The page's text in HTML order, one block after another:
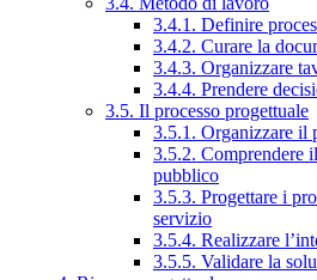
3.4.1. Definire
3.4.2. Curare la
3.4.3. Organizzare
3.4.4. Prendere
3.5. Il processo progettuale
3.5.1. Organizzare il
3.5.2. Comprendere
pubblico
3.5.3. Progettare i
servizio
3.5.4. Realizzare
3.5.5. Validare la